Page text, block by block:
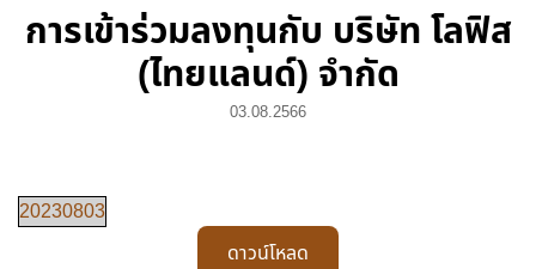
การเข้าร่วมลงทุนกับ บริษัท โลฟิส
(ไทยแลนด์) จำกัด
03.08.2566
20230803
ดาวน์โหลด